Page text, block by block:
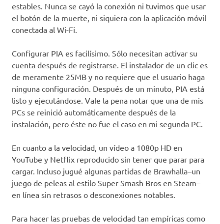
estables. Nunca se cayó la conexión ni tuvimos que usar
el botón de la muerte, ni siquiera con la aplicación móvil
conectada al Wi-Fi.
Configurar PIA es facilísimo. Sólo necesitan activar su
cuenta después de registrarse. El instalador de un clic es
de meramente 25MB y no requiere que el usuario haga
ninguna configuración. Después de un minuto, PIA está
listo y ejecutándose. Vale la pena notar que una de mis
PCs se reinició automáticamente después de la
instalación, pero éste no fue el caso en mi segunda PC.
En cuanto a la velocidad, un vídeo a 1080p HD en
YouTube y Netflix reproducido sin tener que parar para
cargar. Incluso jugué algunas partidas de Brawhalla–un
juego de peleas al estilo Super Smash Bros en Steam–
en línea sin retrasos o desconexiones notables.
Para hacer las pruebas de velocidad tan empíricas como